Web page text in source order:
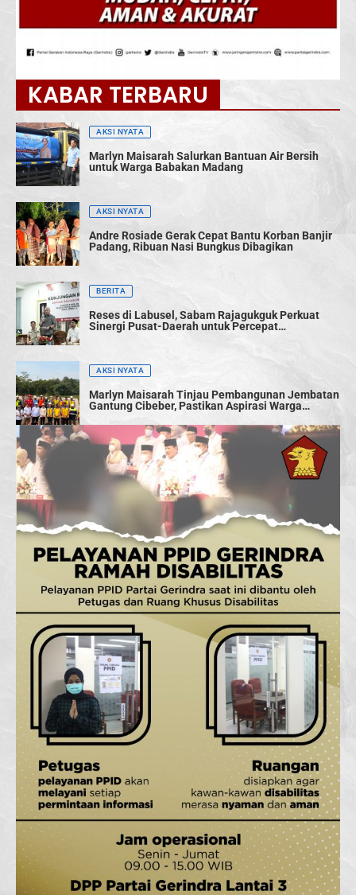
KABAR TERBARU
AKSI NYATA
Marlyn Maisarah Salurkan Bantuan Air Bersih
untuk Warga Babakan Madang
AKSI NYATA
Andre Rosiade Gerak Cepat Bantu Korban Banjir
Padang, Ribuan Nasi Bungkus Dibagikan
BERITA
Reses di Labusel, Sabam Rajagukguk Perkuat
Sinergi Pusat-Daerah untuk Percepat
AKSI NYATA
Marlyn Maisarah Tinjau Pembangunan Jembatan
Gantung Cibeber, Pastikan Aspirasi Warga